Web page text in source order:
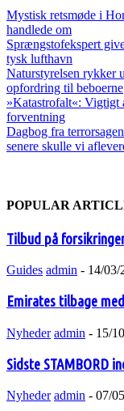
Mystisk retsmøde i
handlede om
Sprængstofekspert
tysk lufthavn
Naturstyrelsen rykker
opfordring til beboerne
»Katastrofalt«: Vigtigt
forventning
Dagbog fra
senere skulle vi
POPULAR
Tilbud på
Guides admin - 14/03/
Emirates tilbage
Nyheder admin - 15/
Sidste STAMBORD
Nyheder admin - 07/